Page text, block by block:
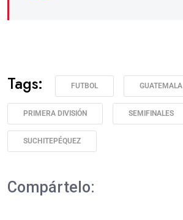
Tags: FUTBOL GUATEMALA
PRIMERA DIVISIÓN SEMIFINALES
SUCHITEPÉQUEZ
Compártelo: